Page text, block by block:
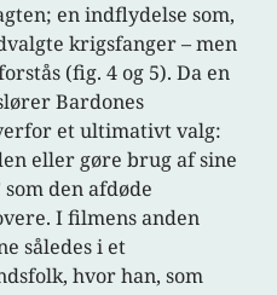
en indflydelse som,
krigsfanger – men
(fig. 4 og 5). Da en
Bardones
et ultimativt valg:
eller gøre brug af sine
den afdøde
I filmens anden
således i et
hvor han, som